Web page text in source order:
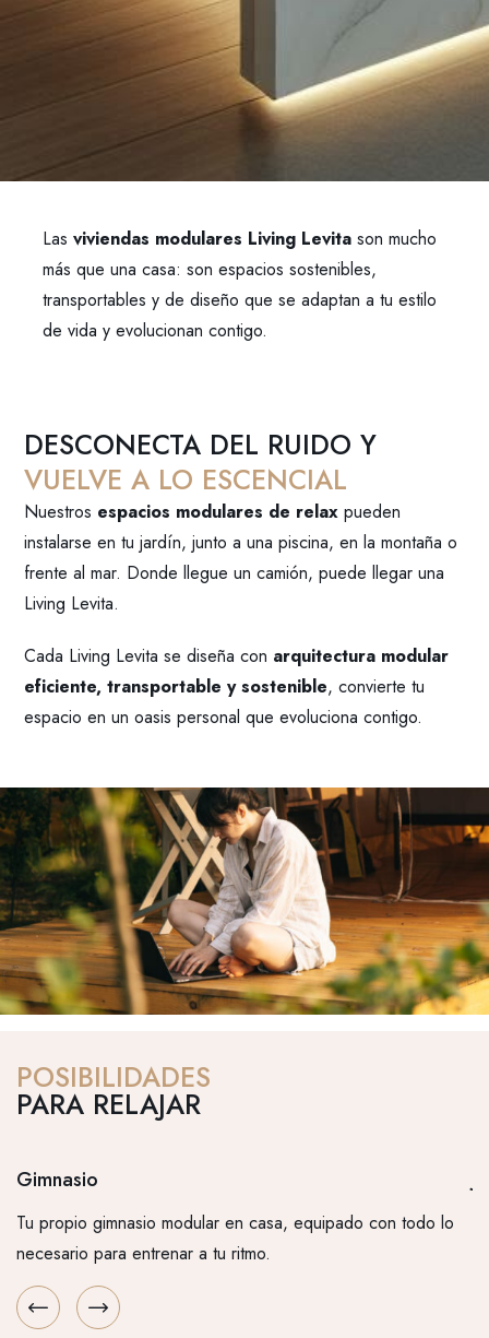
Las viviendas modulares Living Levita son mucho
más que una casa: son espacios sostenibles,
transportables y de diseño que se adaptan a tu estilo
de vida y evolucionan contigo.
DESCONECTA DEL RUIDO Y
VUELVE A LO ESCENCIAL
Nuestros espacios modulares de relax pueden
instalarse en tu jardín, junto a una piscina, en la montaña o
frente al mar. Donde llegue un camión, puede llegar una
Living Levita.
Cada Living Levita se diseña con arquitectura modular
eficiente, transportable y sostenible, convierte tu
espacio en un oasis personal que evoluciona contigo.
POSIBILIDADES
PARA RELAJAR
Gimnasio
Tu propio gimnasio modular en casa, equipado con todo lo
necesario para entrenar a tu ritmo.